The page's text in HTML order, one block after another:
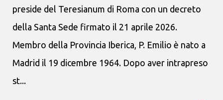
preside del Teresianum di Roma con un decreto
della Santa Sede firmato il 21 aprile 2026.
Membro della Provincia Iberica, P. Emilio è nato a
Madrid il 19 dicembre 1964. Dopo aver intrapreso
st...